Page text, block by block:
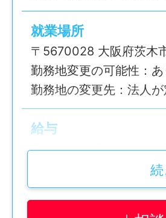
就業場所
〒5670028 大阪府茨木
勤務地変更の可能性：あ
勤務地の変更先：法人
給与
月給 17.2万円 〜 19.2万
基本給：135,000円～